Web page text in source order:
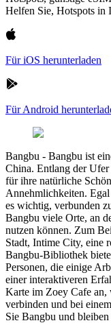
Helfen Sie, Hotspots in
Für iOS herunterladen
Für Android
Bangbu - Bangbu ist
China. Entlang der Ufer
für ihre natürliche
Annehmlichkeiten.
es wichtig, verbunden
Bangbu viele Orte, an
nutzen können. Zum
Stadt, Intime City, eine
Bangbu-Bibliothek
Personen, die einige
einer interaktiveren
Karte im Zoey Cafe an,
verbinden und bei
Sie Bangbu und